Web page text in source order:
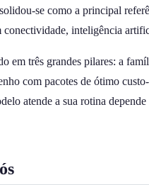
se como a principal
inteligência
em três grandes pilares: a
com pacotes de ótimo
atende a sua rotina